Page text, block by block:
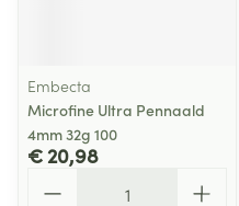
Embecta
Microfine Ultra Pennaald
4mm 32g 100
€ 20,98